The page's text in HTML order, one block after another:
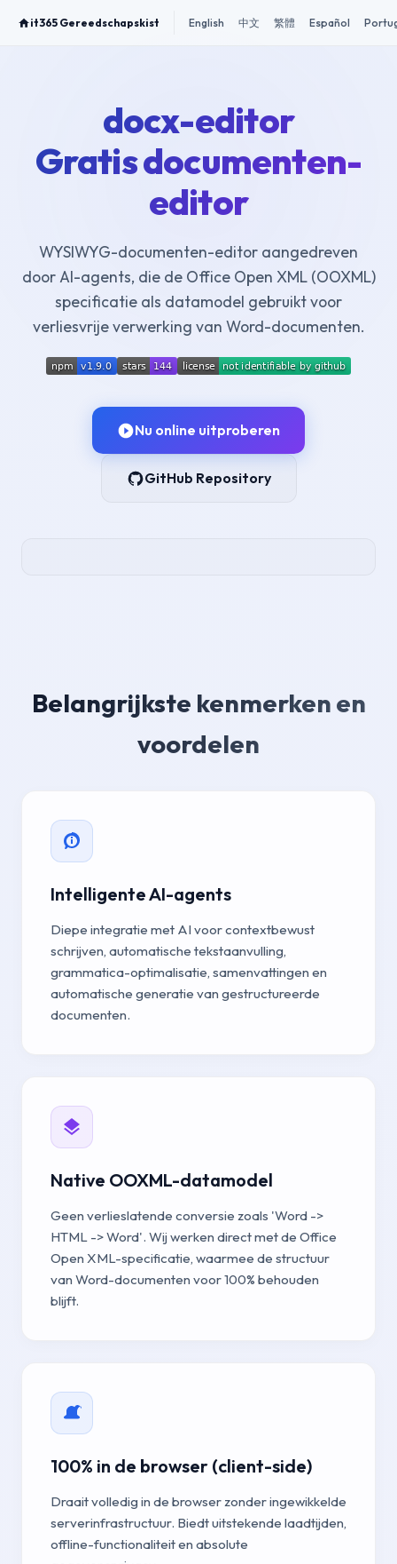
it365 Gereedschapskist English 中文 繁體 Español
docx-editor
Gratis documenten-
editor
WYSIWYG-documenten-editor aangedreven
door AI-agents, die de Office Open XML (OOXML)
specificatie als datamodel gebruikt voor
verliesvrije verwerking van Word-documenten.
Nu online uitproberen
GitHub Repository
Belangrijkste kenmerken en
voordelen
Intelligente AI-agents
Diepe integratie met AI voor contextbewust
schrijven, automatische tekstaanvulling,
grammatica-optimalisatie, samenvattingen en
automatische generatie van gestructureerde
documenten.
Native OOXML-datamodel
Geen verlieslatende conversie zoals 'Word ->
HTML -> Word'. Wij werken direct met de Office
Open XML-specificatie, waarmee de structuur
van Word-documenten voor 100% behouden
blijft.
100% in de browser (client-side)
Draait volledig in de browser zonder ingewikkelde
serverinfrastructuur. Biedt uitstekende laadtijden,
offline-functionaliteit en absolute